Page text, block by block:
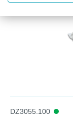
DZ3055.100